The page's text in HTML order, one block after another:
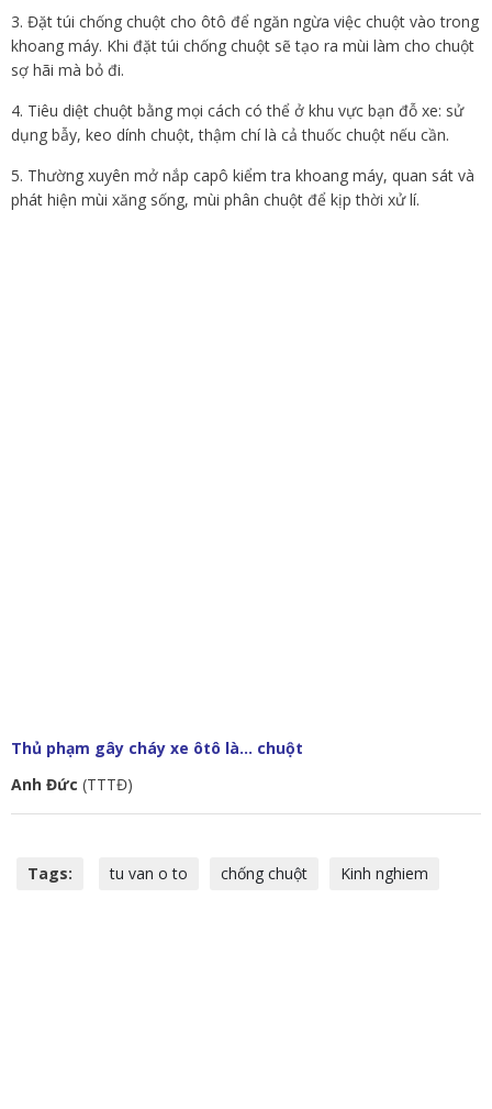
3. Đặt túi chống chuột cho ôtô để ngăn ngừa việc chuột vào trong
khoang máy. Khi đặt túi chống chuột sẽ tạo ra mùi làm cho chuột
sợ hãi mà bỏ đi.
4. Tiêu diệt chuột bằng mọi cách có thể ở khu vực bạn đỗ xe: sử
dụng bẫy, keo dính chuột, thậm chí là cả thuốc chuột nếu cần.
5. Thường xuyên mở nắp capô kiểm tra khoang máy, quan sát và
phát hiện mùi xăng sống, mùi phân chuột để kịp thời xử lí.
Thủ phạm gây cháy xe ôtô là… chuột
Anh Đức (TTTĐ)
Tags: tu van o to chống chuột Kinh nghiem